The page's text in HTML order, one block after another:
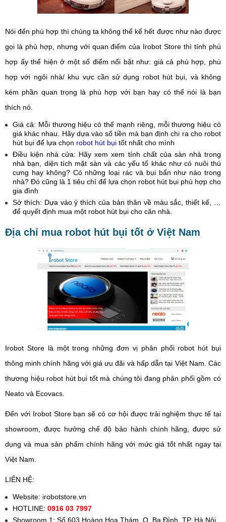
Nói đến phù hợp thì chúng ta không thể kể hết được như nào được
gọi là phù hợp, nhưng với quan điểm của Irobot Store thì tính phù
hợp ấy thể hiện ở một số điểm nổi bật như: giá cả phù hợp, phù
hợp với ngôi nhà/ khu vực cần sử dụng robot hút bụi, và không
kém phần quan trọng là phù hợp với bạn hay có thể nói là bạn
thích nó.
Giá cả: Mỗi thương hiệu có thế mạnh riêng, mỗi thương hiệu có
giá khác nhau. Hãy dựa vào số tiền mà bạn định chi ra cho robot
hút bụi để lựa chọn robot hút bụi tốt nhất cho mình
Điều kiện nhà cửa: Hãy xem xem tính chất của sàn nhà trong
nhà bạn, diện tích mặt sàn và các yếu tố khác như có nuôi thú
cưng hay không? Có những loại rác và bụi bẩn như nào trong
nhà? Đó cũng là 1 tiêu chí để lựa chọn robot hút bụi phù hợp cho
gia đình
Sở thích: Dựa vào ý thích của bản thân về màu sắc, thiết kế, …
để quyết định mua một robot hút bụi cho căn nhà.
Địa chỉ mua robot hút bụi tốt ở Việt Nam
Irobot Store là một trong những đơn vị phân phối robot hút bụi
thông minh chính hãng với giá ưu đãi và hấp dẫn tại Việt Nam. Các
thương hiệu robot hút bụi tốt mà chúng tôi đang phân phối gồm có
Neato và Ecovacs.
Đến với Irobot Store bạn sẽ có cơ hội được trải nghiệm thực tế tại
showroom, được hưởng chế độ bảo hành chính hãng, được sử
dụng và mua sản phẩm chính hãng với mức giá tốt nhất ngay tại
Việt Nam.
LIÊN HỆ:
Website: irobotstore.vn
HOTLINE: 0916 03 7997
Showroom 1: Số 603 Hoàng Hoa Thám, Q. Ba Đình, TP. Hà Nội